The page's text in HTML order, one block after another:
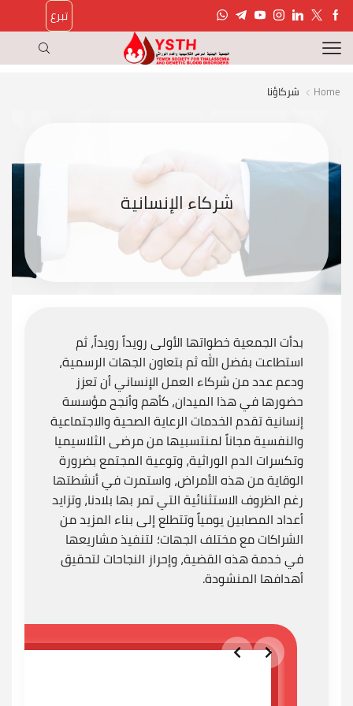
تبرع
Home شركاؤنا
شركاء الإنسانية
بدأت الجمعية خطواتها الأولى رويداً رويداً، ثم
استطاعت بفضل الله ثم بتعاون الجهات الرسمية،
ودعم عدد من شركاء العمل الإنساني أن تعزز
حضورها في هذا الميدان، كأهم وأنجح مؤسسة
إنسانية تقدم الخدمات الرعاية الصحية والاجتماعية
والنفسية مجاناً لمنتسبيها من مرضى الثلاسيميا
وتكسرات الدم الوراثية، وتوعية المجتمع بضرورة
الوقاية من هذه الأمراض، واستمرت في أنشطتها
رغم الظروف الاستثنائية التي تمر بها بلادنا، وتزايد
أعداد المصابين يومياً وتتطلع إلى بناء المزيد من
الشراكات مع مختلف الجهات؛ لتنفيذ مشاريعها
في خدمة هذه القضية، وإحراز النجاحات لتحقيق
أهدافها المنشودة.
Slide 2 of 6